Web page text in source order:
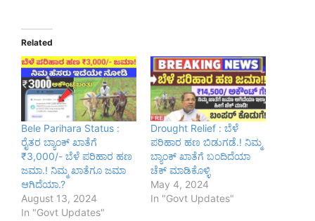
Related
Bele Parihara Status :
ರೈತರ ಬ್ಯಾಂಕ್ ಖಾತೆಗೆ
₹3,000/- ಬೆಳೆ ಪರಿಹಾರ ಹಣ
ಜಮಾ.! ನಿಮ್ಮ ಖಾತೆಗೂ ಜಮಾ
ಆಗಿದೆಯಾ.?
August 13, 2024
In "Govt Updates"
Drought Relief : ಬೆಳೆ
ಪರಿಹಾರ ಹಣ ಬಿಡುಗಡೆ.! ನಿಮ್ಮ
ಬ್ಯಾಂಕ್ ಖಾತೆಗೆ ಬಂದಿದೆಯಾ
ಚೆಕ್ ಮಾಡಿಕೊಳ್ಳಿ
May 4, 2024
In "Govt Updates"